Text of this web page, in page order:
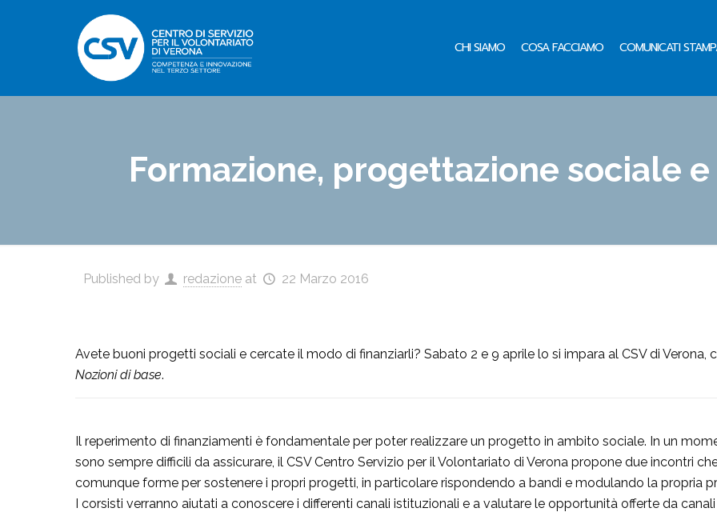
CHI SIAMO COSA FACCIAMO COMUNICATI
Formazione, progettazione sociale
Published by redazione at 22 Marzo 2016
Avete buoni progetti sociali e cercate il modo di finanziarli? Sabato 2 e 9 aprile lo si impara al CSV di Verona,
Nozioni di base.
Il reperimento di finanziamenti è fondamentale per poter realizzare un progetto in ambito sociale. In un
sono sempre difficili da assicurare, il CSV Centro Servizio per il Volontariato di Verona propone due incontri
comunque forme per sostenere i propri progetti, in particolare rispondendo a bandi e modulando la propria
I corsisti verranno aiutati a conoscere i differenti canali istituzionali e a valutare le opportunità offerte da